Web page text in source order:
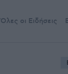
Όλες οι Ειδήσεις